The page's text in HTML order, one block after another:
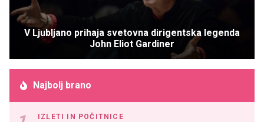
V Ljubljano prihaja svetovna dirigentska legenda
John Eliot Gardiner
Najbolj brano
IZLETI IN POČITNICE